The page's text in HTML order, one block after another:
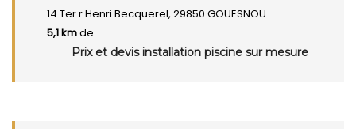
14 Ter r Henri Becquerel, 29850 GOUESNOU
5,1 kmde
Prix et devis installation piscine sur mesure